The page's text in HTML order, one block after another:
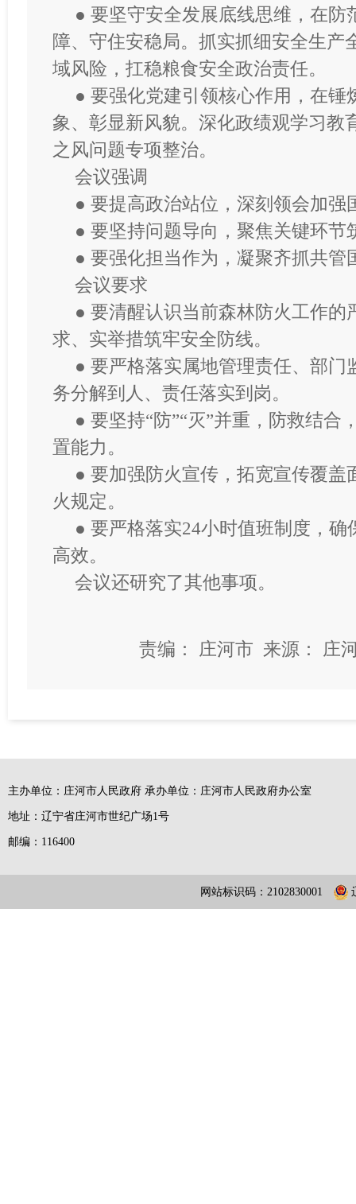
● 要坚守安全发展底线思维，在防
障、守住安稳局。抓实抓细安全生产
域风险，扛稳粮食安全政治责任。
● 要强化党建引领核心作用，在锤
象、彰显新风貌。深化政绩观学习教
之风问题专项整治。
会议强调
● 要提高政治站位，深刻领会加强
● 要坚持问题导向，聚焦关键环节
● 要强化担当作为，凝聚齐抓共管
会议要求
● 要清醒认识当前森林防火工作的
求、实举措筑牢安全防线。
● 要严格落实属地管理责任、部
务分解到人、责任落实到岗。
● 要坚持“防”“灭”并重，防救结合
置能力。
● 要加强防火宣传，拓宽宣传覆
火规定。
● 要严格落实24小时值班制度，
高效。
会议还研究了其他事项。
责编： 庄河市 来源： 庄
主办单位：庄河市人民政府 承办单位：庄河市人民政府办公室
地址：辽宁省庄河市世纪广场1号
邮编：116400
网站标识码：2102830001